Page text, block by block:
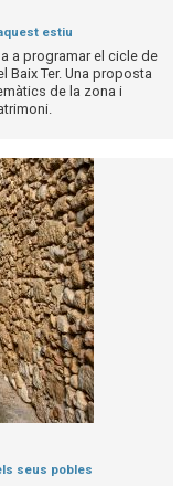
estiu
a programar el cicle de
Ter. Una proposta
de la zona i
seus pobles